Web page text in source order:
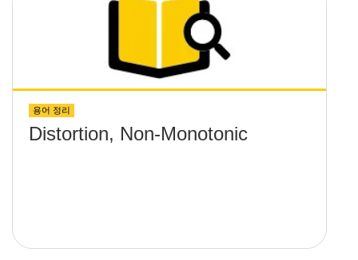
용어 정리
Distortion, Non-Monotonic